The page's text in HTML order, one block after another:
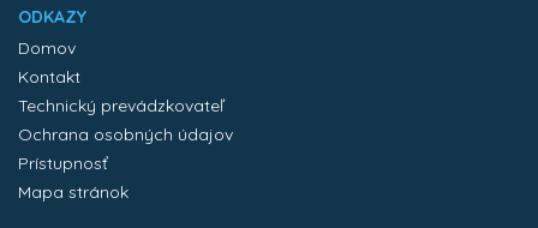
ODKAZY
Domov
Kontakt
Technický prevádzkovateľ
Ochrana osobných údajov
Prístupnosť
Mapa stránok